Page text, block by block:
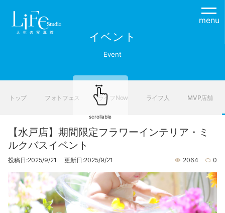
menu
イベント
Event
トップ フォトフェス ライフNow ライフ人 MVP店舗
【水戸店】期間限定フラワーインテリア・ミ
ルクバスイベント
投稿日:2025/9/21 更新日:2025/9/21 2064 0